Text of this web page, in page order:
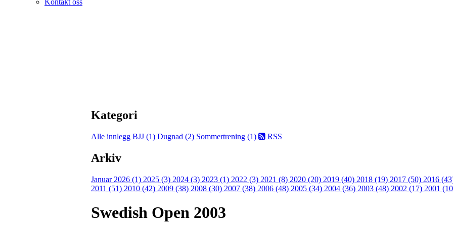
Kontakt oss
Kategori
Alle innlegg BJJ (1) Dugnad (2) Sommertrening (1) RSS
Arkiv
Januar 2026 (1) 2025 (3) 2024 (3) 2023 (1) 2022 (3) 2021 (8) 2020 (20) 2019 (40) 2018 (19) 2017 (50) 2016
2011 (51) 2010 (42) 2009 (38) 2008 (30) 2007 (38) 2006 (48) 2005 (34) 2004 (36) 2003 (48) 2002 (17) 2001
Swedish Open 2003